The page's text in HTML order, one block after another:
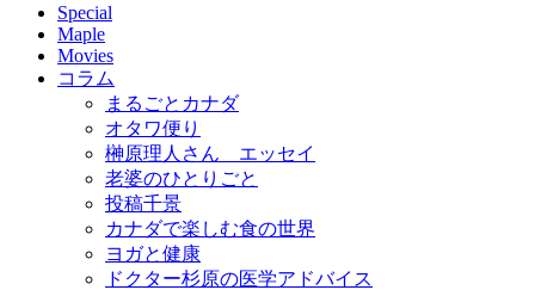
Special
Maple
Movies
コラム
まるごとカナダ
オタワ便り
榊原理人さん エッセイ
老婆のひとりごと
投稿千景
カナダで楽しむ食の世界
ヨガと健康
ドクター杉原の医学アドバイス